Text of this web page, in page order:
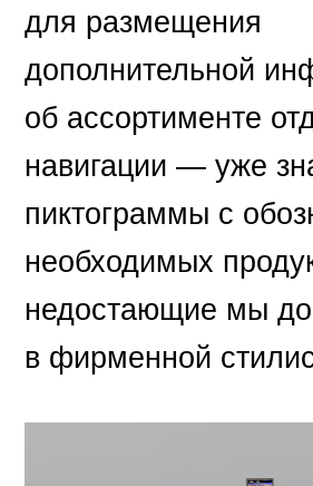
для размещения
дополнительной
об ассортименте
навигации — уже
пиктограммы с
необходимых
недостающие мы
в фирменной